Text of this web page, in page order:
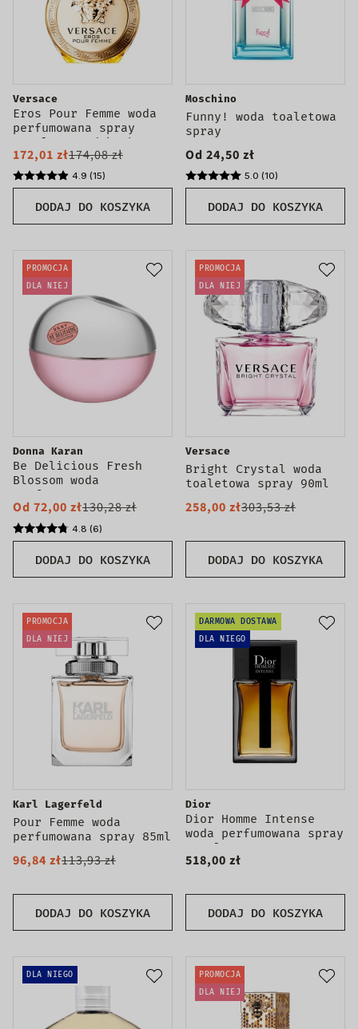
DODAJ DO KOSZYKA
Versace
Eros Pour Femme woda
perfumowana spray
100ml - produkt bez
opakowania
172,01 zł174,08 zł
4.9 (15)
DODAJ DO KOSZYKA
Moschino
Funny! woda toaletowa
spray
Od 24,50 zł
5.0 (10)
PROMOCJA
DLA NIEJ
DODAJ DO KOSZYKA
Donna Karan
Be Delicious Fresh
Blossom woda
perfumowana spray
Od 72,00 zł130,28 zł
4.8 (6)
PROMOCJA
DLA NIEJ
DODAJ DO KOSZYKA
Versace
Bright Crystal woda
toaletowa spray 90ml
258,00 zł303,53 zł
PROMOCJA
DLA NIEJ
DODAJ DO KOSZYKA
Karl Lagerfeld
Pour Femme woda
perfumowana spray 85ml
96,84 zł113,93 zł
DARMOWA DOSTAWA
DLA NIEGO
DODAJ DO KOSZYKA
Dior
Dior Homme Intense
woda perfumowana spray
100ml
518,00 zł
DLA NIEGO
PROMOCJA
DLA NIEJ